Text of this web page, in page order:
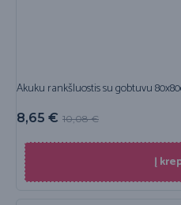
Akuku rankšluostis su gobtuvu
10,08€
8,65 €
Į